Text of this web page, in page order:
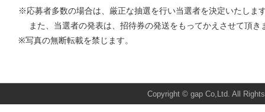
※応募者多数の場合は、厳正な抽選を行い当選者を決定いたしま
また、当選者の発表は、招待券の発送をもってかえさせて頂き
※写真の無断転載を禁じます。
Copyright © gap Co,Ltd. All